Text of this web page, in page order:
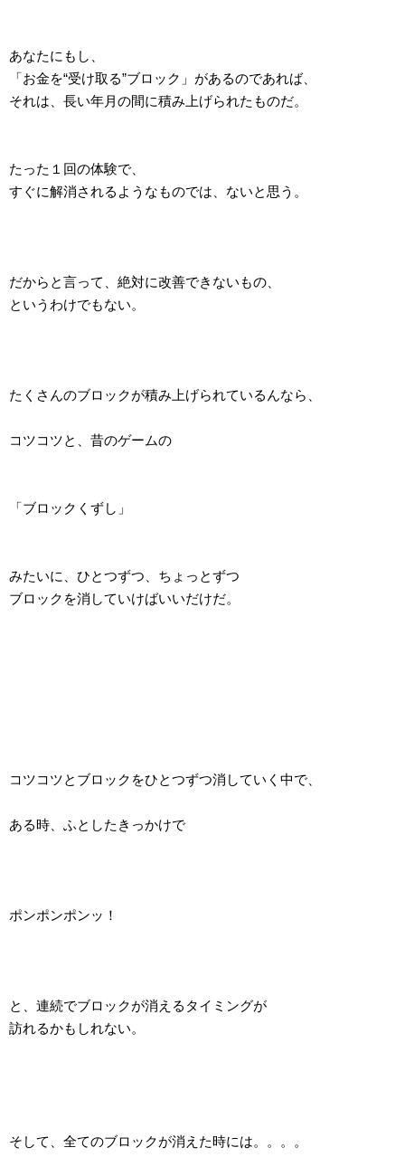
あなたにもし、
「お金を“受け取る”ブロック」があるのであれば、
それは、長い年月の間に積み上げられたものだ。
たった１回の体験で、
すぐに解消されるようなものでは、ないと思う。
だからと言って、絶対に改善できないもの、
というわけでもない。
たくさんのブロックが積み上げられているんなら、
コツコツと、昔のゲームの
「ブロックくずし」
みたいに、ひとつずつ、ちょっとずつ
ブロックを消していけばいいだけだ。
コツコツとブロックをひとつずつ消していく中で、
ある時、ふとしたきっかけで
ポンポンポンッ！
と、連続でブロックが消えるタイミングが
訪れるかもしれない。
そして、全てのブロックが消えた時には。。。。